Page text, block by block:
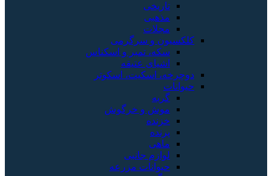
تاریخی
مذهبی
مجلات
کلکسیون و سرگرمی
سکه، تمبر و اسکناس
اشیای عتیقه
دوچرخه، اسکیت، اسکوتر
حیوانات
موش و خرگوش
لوازم جانبی
حیوانات مزرعه